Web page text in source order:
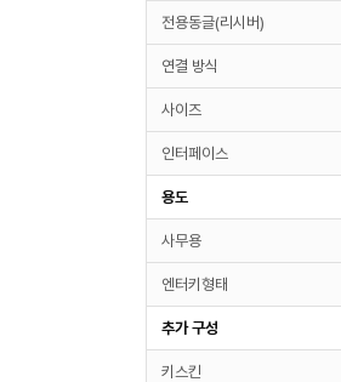
전용동글(리시버)
연결 방식
사이즈
인터페이스
용도
사무용
엔터키형태
추가 구성
키스킨